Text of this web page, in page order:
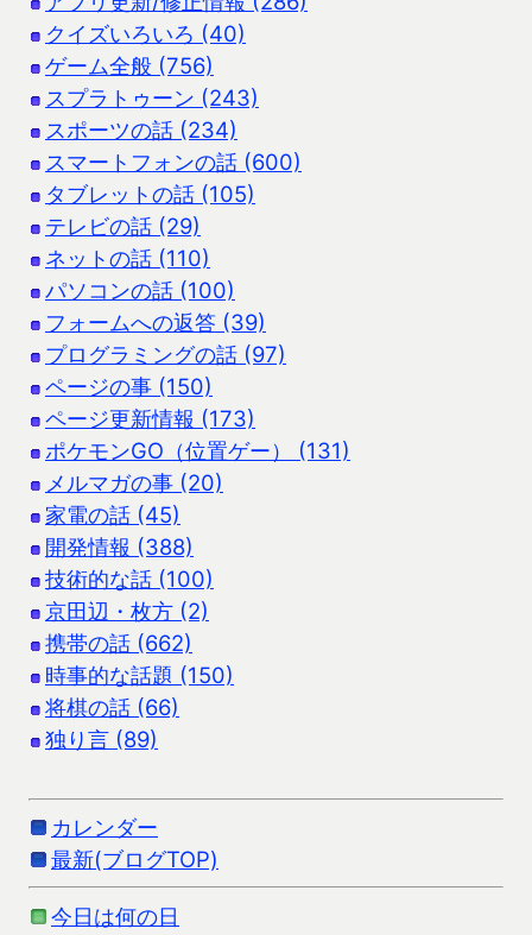
クイズいろいろ (40)
ゲーム全般 (756)
スプラトゥーン (243)
スポーツの話 (234)
スマートフォンの話 (600)
タブレットの話 (105)
テレビの話 (29)
ネットの話 (110)
パソコンの話 (100)
フォームへの返答 (39)
プログラミングの話 (97)
ページの事 (150)
ページ更新情報 (173)
ポケモンGO（位置ゲー） (131)
メルマガの事 (20)
家電の話 (45)
開発情報 (388)
技術的な話 (100)
京田辺・枚方 (2)
携帯の話 (662)
時事的な話題 (150)
将棋の話 (66)
独り言 (89)
カレンダー
最新(ブログTOP)
今日は何の日